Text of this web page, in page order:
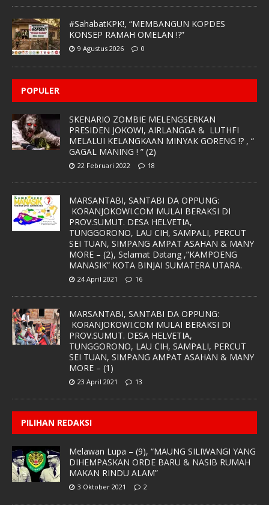
#SahabatKPK!, “MEMBANGUN KOPDES
KONSEP RAMAH OMELAN !?”
9 Agustus 2026 0
POPULER
SKENARIO ZOMBIE MELENGSERKAN
PRESIDEN JOKOWI, AIRLANGGA & LUTHFI
MELALUI KELANGKAAN MINYAK GORENG !? , “
GAGAL MANING ! ” (2)
22 Februari 2022 18
MARSANTABI, SANTABI DA OPPUNG:
KORANJOKOWI.COM MULAI BERAKSI DI
PROV.SUMUT. DESA HELVETIA,
TUNGGORONO, LAU CIH, SAMPALI, PERCUT
SEI TUAN, SIMPANG AMPAT ASAHAN & MANY
MORE – (2), Selamat Datang ,”KAMPOENG
MANASIK” KOTA BINJAI SUMATERA UTARA.
24 April 2021 16
MARSANTABI, SANTABI DA OPPUNG:
KORANJOKOWI.COM MULAI BERAKSI DI
PROV.SUMUT. DESA HELVETIA,
TUNGGORONO, LAU CIH, SAMPALI, PERCUT
SEI TUAN, SIMPANG AMPAT ASAHAN & MANY
MORE – (1)
23 April 2021 13
PILIHAN REDAKSI
Melawan Lupa – (9), “MAUNG SILIWANGI YANG
DIHEMPASKAN ORDE BARU & NASIB RUMAH
MAKAN RINDU ALAM”
3 Oktober 2021 2